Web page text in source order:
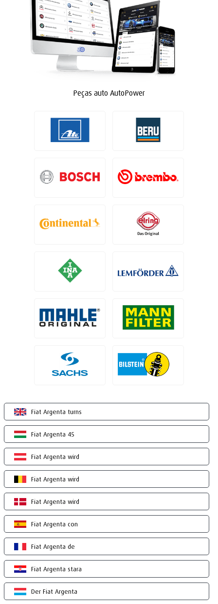
Peças auto AutoPower
Fiat Argenta turns
Fiat Argenta 45
Fiat Argenta wird
Fiat Argenta wird
Fiat Argenta wird
Fiat Argenta con
Fiat Argenta de
Fiat Argenta stara
Der Fiat Argenta